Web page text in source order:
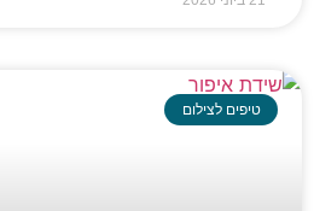
טיפים לצילום